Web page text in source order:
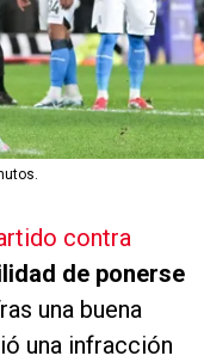
contra
de ponerse
una buena
una infracción